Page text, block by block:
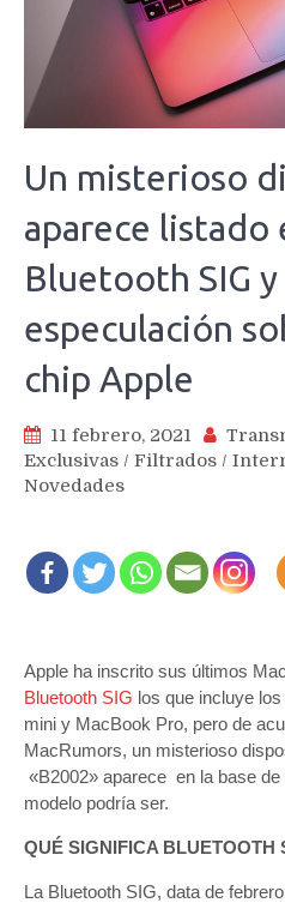
Un misterioso
aparece listado
Bluetooth SIG
especulación
chip Apple
11 febrero, 2021
Exclusivas / Filtrados /
Novedades
Apple ha inscrito sus últimos
Bluetooth SIG los que incluye
mini y MacBook Pro, pero de
MacRumors, un misterioso
«B2002» aparece en la base
modelo podría ser.
QUÉ SIGNIFICA BLUETOOTH
La Bluetooth SIG, data de